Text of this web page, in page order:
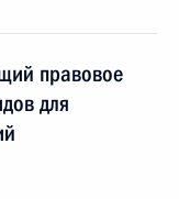
правовое
для